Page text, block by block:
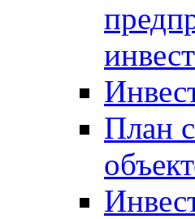
План